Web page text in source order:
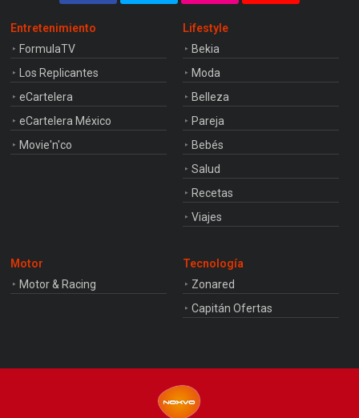
Entretenimiento
FormulaTV
Los Replicantes
eCartelera
eCartelera México
Movie'n'co
Lifestyle
Bekia
Moda
Belleza
Pareja
Bebés
Salud
Recetas
Viajes
Motor
Motor & Racing
Tecnología
Zonared
Capitán Ofertas